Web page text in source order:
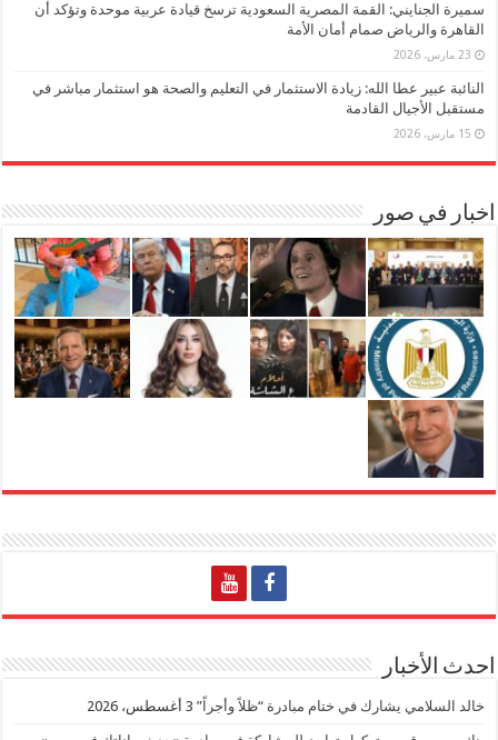
سميرة الجنايني: القمة المصرية السعودية ترسخ قيادة عربية موحدة وتؤكد أن
القاهرة والرياض صمام أمان الأمة
23 مارس، 2026
النائبة عبير عطا الله: زيادة الاستثمار في التعليم والصحة هو استثمار مباشر في
مستقبل الأجيال القادمة
15 مارس، 2026
اخبار في صور
احدث الأخبار
خالد السلامي يشارك في ختام مبادرة “ظلاً وأجراً” 3 أغسطس، 2026